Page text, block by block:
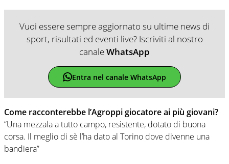
Vuoi essere sempre aggiornato su ultime news di
sport, risultati ed eventi live? Iscriviti al nostro
canaleWhatsApp
Entra nel canale WhatsApp
Come racconterebbe l’Agroppi giocatore ai più giovani?
“Una mezzala a tutto campo, resistente, dotato di buona
corsa. Il meglio di sè l’ha dato al Torino dove divenne una
bandiera”